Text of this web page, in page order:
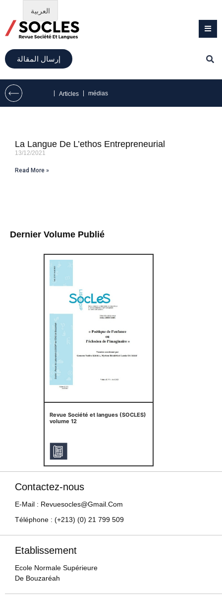
إرسال المقالة
Articles médias
Dernier Volume Publié
Revue Société et langues (SOCLES)
volume 12
La Langue De L’ethos Entrepreneurial
13/12/2021
Read More »
Contactez-nous
E-Mail : Revuesocles@gmail.com
Téléphone : (+213) (0) 21 799 509
Etablissement
Ecole Normale Supérieure
De Bouzaréah
العربية